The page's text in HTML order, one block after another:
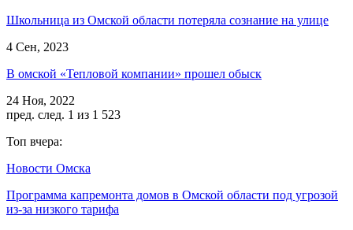
Школьница из Омской области потеряла сознание на улице
4 Сен, 2023
В омской «Тепловой компании» прошел обыск
24 Ноя, 2022
пред. след. 1 из 1 523
Топ вчера:
Новости Омска
Программа капремонта домов в Омской области под угрозой
из-за низкого тарифа